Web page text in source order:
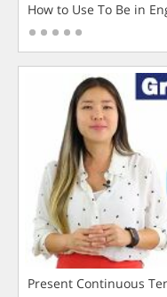
How to Use To Be in
Present Continuous